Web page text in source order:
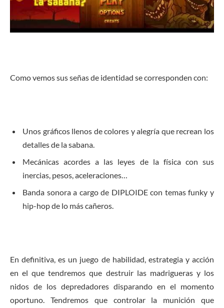
Como vemos sus señas de identidad se corresponden con:
Unos gráficos llenos de colores y alegría que recrean los
detalles de la sabana.
Mecánicas acordes a las leyes de la física con sus
inercias, pesos, aceleraciones…
Banda sonora a cargo de DIPLOIDE con temas funky y
hip-hop de lo más cañeros.
En definitiva, es un juego de habilidad, estrategia y acción
en el que tendremos que destruir las madrigueras y los
nidos de los depredadores disparando en el momento
oportuno. Tendremos que controlar la munición que